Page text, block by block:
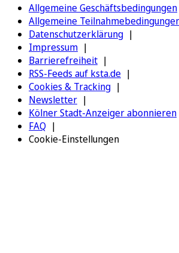
Allgemeine Geschäftsbedingungen
Allgemeine
Datenschutzerklärung
Impressum
Barrierefreiheit
RSS-Feeds auf ksta.de
Cookies & Tracking
Newsletter
Kölner Stadt-Anzeiger abonnieren
FAQ
Cookie-Einstellungen